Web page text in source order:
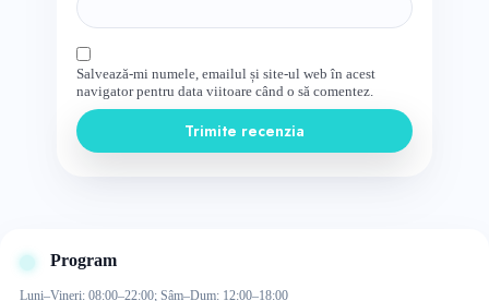
Salvează-mi numele, emailul și site-ul web în acest
navigator pentru data viitoare când o să comentez.
Trimite recenzia
Program
Luni–Vineri: 08:00–22:00; Sâm–Dum: 12:00–18:00